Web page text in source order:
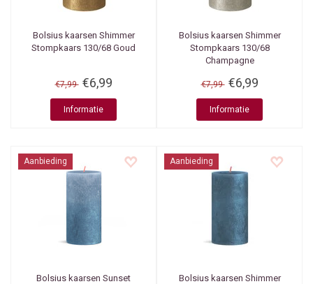
Bolsius kaarsen Shimmer
Stompkaars 130/68 Goud
€7,99 €6,99
Informatie
Bolsius kaarsen Shimmer
Stompkaars 130/68
Champagne
€7,99 €6,99
Informatie
Aanbieding
Bolsius kaarsen Sunset
Aanbieding
Bolsius kaarsen Shimmer